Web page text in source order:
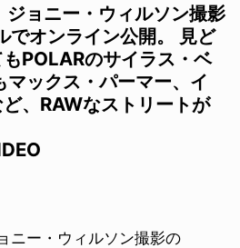
ョニー・ウィルソン撮影
でオンライン公開。 見ど
POLARのサイラス・ベ
マックス・パーマー、イ
、RAWなストリートが
ニー・ウィルソン撮影の